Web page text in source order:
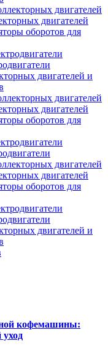
двигателей
двигателей
оборотов для
двигателей и
двигателей
двигателей
оборотов для
двигателей
двигателей
оборотов для
двигателей и
кофемашины: